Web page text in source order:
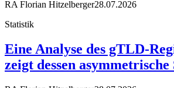
RA Florian Hitzelberger28.07.2026
Statistik
Eine Analyse des gTLD-
zeigt dessen